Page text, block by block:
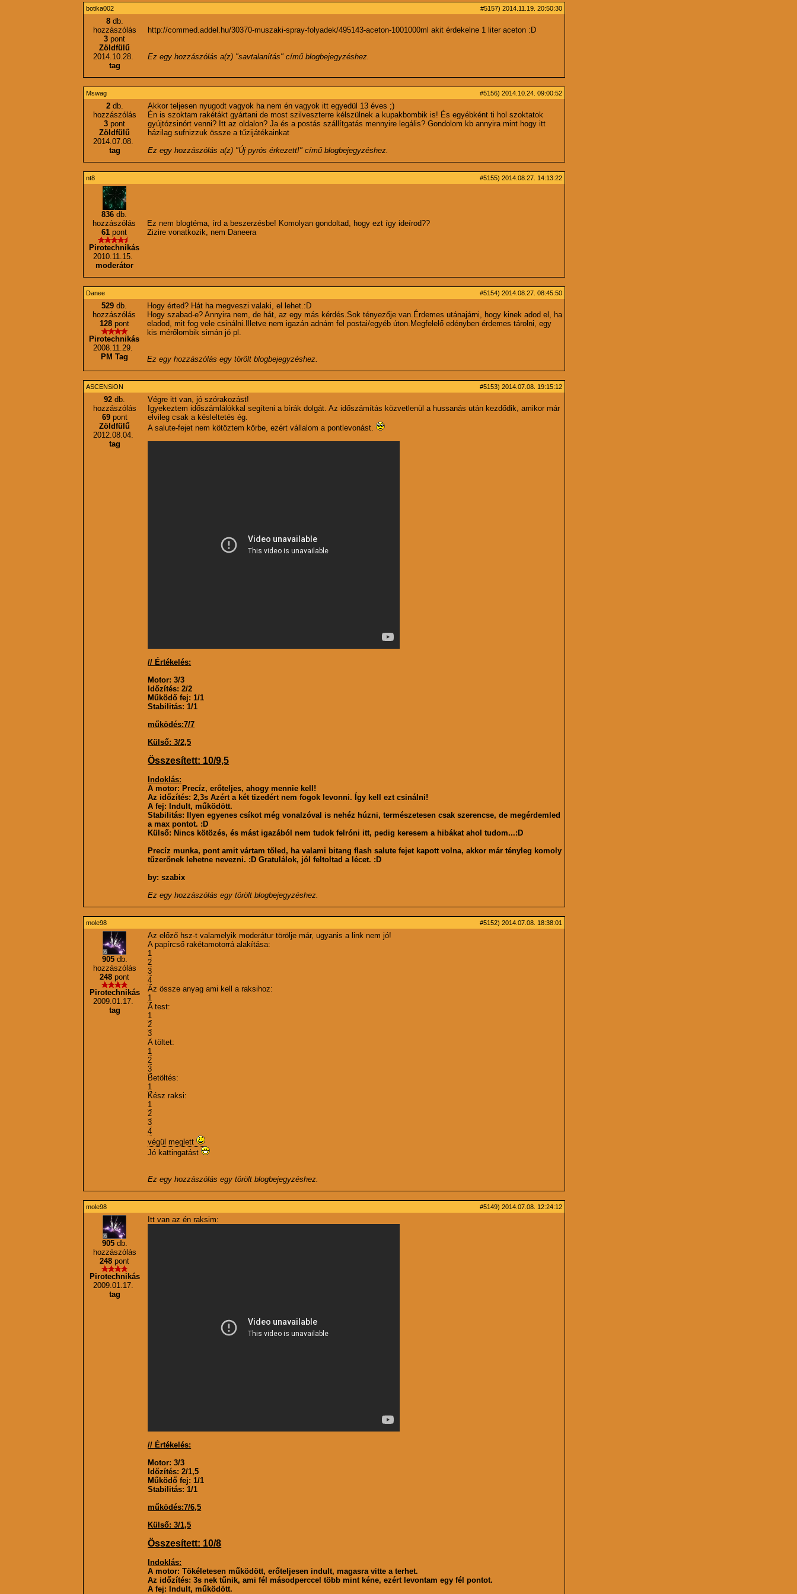
botika002 #5157) 2014.11.19. 20:50:30
8db.
hozzászólás
3 pont
Zöldfülű
2014.10.28.
tag
http://commed.addel.hu/30370-muszaki-spray-folyadek/495143-aceton-1001000ml akit érdekelne 1 liter aceton :D
Ez egy hozzászólás a(z) "savtalanítás" című blogbejegyzéshez.
Mswag #5156) 2014.10.24. 09:00:52
2db.
hozzászólás
3 pont
Zöldfülű
2014.07.08.
tag
Akkor teljesen nyugodt vagyok ha nem én vagyok itt egyedül 13 éves ;)
Én is szoktam rakétákt gyártani de most szilveszterre kélszülnek a kupakbombik is! És egyébként ti hol szoktatok
gyújtózsinórt venni? Itt az oldalon? Ja és a postás szállítgatás mennyire legális? Gondolom kb annyira mint hogy itt
házilag sufnizzuk össze a tűzijátékainkat
Ez egy hozzászólás a(z) "Új pyrós érkezett!" című blogbejegyzéshez.
nt8 #5155) 2014.08.27. 14:13:22
836 db.
hozzászólás
61 pont
Pirotechnikás
2010.11.15.
moderátor
Ez nem blogtéma, írd a beszerzésbe! Komolyan gondoltad, hogy ezt így ideírod??
Zizire vonatkozik, nem Daneera
Danee #5154) 2014.08.27. 08:45:50
529 db.
hozzászólás
128pont
Pirotechnikás
2008.11.29.
PM Tag
Hogy érted? Hát ha megveszi valaki, el lehet.:D
Hogy szabad-e? Annyira nem, de hát, az egy más kérdés.Sok tényezője van.Érdemes utánajárni, hogy kinek adod el, ha
eladod, mit fog vele csinálni.Illetve nem igazán adnám fel postai/egyéb úton.Megfelelő edényben érdemes tárolni, egy
kis mérőlombik simán jó pl.
Ez egy hozzászólás egy törölt blogbejegyzéshez.
ASCENSiON #5153) 2014.07.08. 19:15:12
92 db.
hozzászólás
69pont
Zöldfülű
2012.08.04.
tag
Végre itt van, jó szórakozást!
Igyekeztem időszámlálókkal segíteni a bírák dolgát. Az időszámítás közvetlenül a hussanás után kezdődik, amikor már
elvileg csak a késleltetés ég.
A salute-fejet nem kötöztem körbe, ezért vállalom a pontlevonást.
// Értékelés:
Motor: 3/3
Időzítés: 2/2
Működő fej: 1/1
Stabilitás: 1/1
működés:7/7
Külső: 3/2,5
Összesített: 10/9,5
Indoklás:
A motor: Precíz, erőteljes, ahogy mennie kell!
Az időzítés: 2,3s Azért a két tizedért nem fogok levonni. Így kell ezt csinálni!
A fej: Indult, működött.
Stabilitás: Ilyen egyenes csíkot még vonalzóval is nehéz húzni, természetesen csak szerencse, de megérdemled
a max pontot. :D
Külső: Nincs kötözés, és mást igazából nem tudok felróni itt, pedig keresem a hibákat ahol tudom...:D
Precíz munka, pont amit vártam tőled, ha valami bitang flash salute fejet kapott volna, akkor már tényleg komoly
tűzerőnek lehetne nevezni. :D Gratulálok, jól feltoltad a lécet. :D
by: szabix
Ez egy hozzászólás egy törölt blogbejegyzéshez.
mole98 #5152) 2014.07.08. 18:38:01
905db.
hozzászólás
248 pont
Pirotechnikás
2009.01.17.
tag
Az előző hsz-t valamelyik moderátur törölje már, ugyanis a link nem jó!
A papírcső rakétamotorrá alakítása:
1
2
3
4
Az össze anyag ami kell a raksihoz:
1
A test:
1
2
3
A töltet:
1
2
3
Betöltés:
1
Kész raksi:
1
2
3
4
végül meglett
Jó kattingatást
Ez egy hozzászólás egy törölt blogbejegyzéshez.
mole98 #5149) 2014.07.08. 12:24:12
905db.
hozzászólás
248 pont
Pirotechnikás
2009.01.17.
tag
Itt van az én raksim:
// Értékelés:
Motor: 3/3
Időzítés: 2/1,5
Működő fej: 1/1
Stabilitás: 1/1
működés:7/6,5
Külső: 3/1,5
Összesített: 10/8
Indoklás:
A motor: Tökéletesen működött, erőteljesen indult, magasra vitte a terhet.
Az időzítés: 3s nek tűnik, ami fél másodperccel több mint kéne, ezért levontam egy fél pontot.
A fej: Indult, működött.